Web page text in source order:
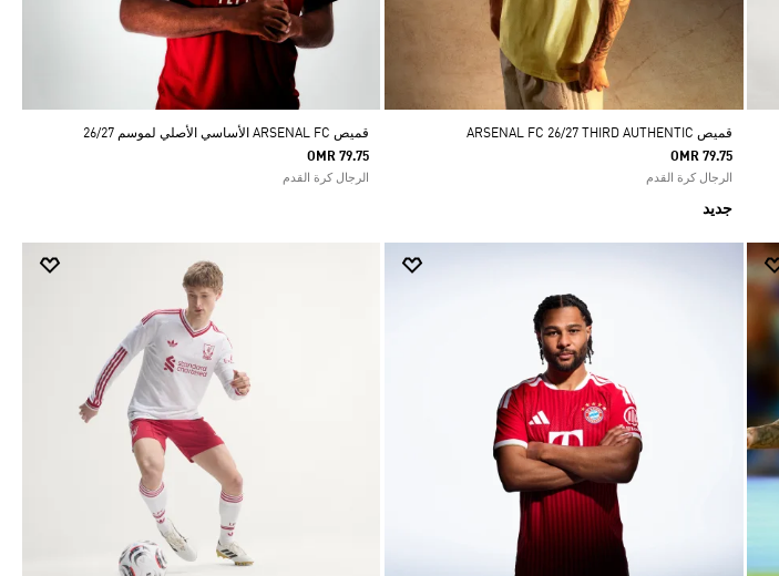
قميص ARSENAL FC 26/27 THIRD AUTHENTIC
OMR 79.75
الرجال كرة القدم
جديد
قميص ARSENAL FC الأساسي الأصلي لموسم 26/27
OMR 79.75
الرجال كرة القدم